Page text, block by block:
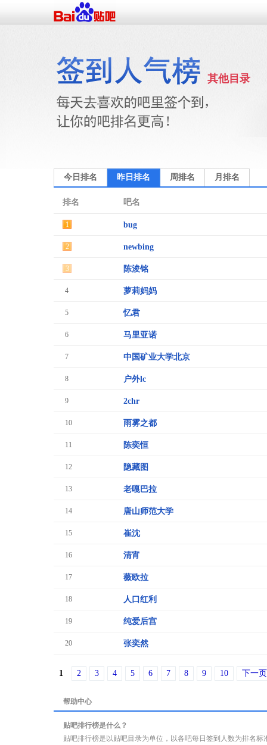
其他目录
今日排名 昨日排名 周排名 月排名
排名 吧名
1 bug
2 newbing
3 陈浚铭
4 萝莉妈妈
5 忆君
6 马里亚诺
7 中国矿业大学北京
8 户外lc
9 2chr
10 雨雾之都
11 陈奕恒
12 隐藏图
13 老嘎巴拉
14 唐山师范大学
15 崔沈
16 清宵
17 薇欧拉
18 人口红利
19 纯爱后宫
20 张奕然
1 2 3 4 5 6 7 8 9 10 下一页
帮助中心
贴吧排行榜是什么？
贴吧排行榜是以贴吧目录为单位，以各吧每日签到人数为排名